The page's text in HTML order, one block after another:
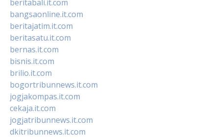
beritabali.it.com
bangsaonline.it.com
beritajatim.it.com
beritasatu.it.com
bernas.it.com
bisnis.it.com
brilio.it.com
bogortribunnews.it.com
jogjakompas.it.com
cekaja.it.com
jogjatribunnews.it.com
dkitribunnews.it.com